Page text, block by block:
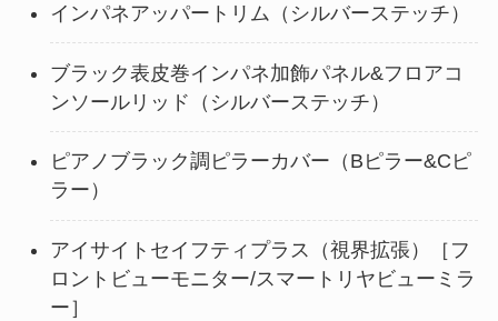
インパネアッパートリム（シルバーステッチ）
ブラック表皮巻インパネ加飾パネル&フロアコ
ンソールリッド（シルバーステッチ）
ピアノブラック調ピラーカバー（Bピラー&Cピ
ラー）
アイサイトセイフティプラス（視界拡張）［フ
ロントビューモニター/スマートリヤビューミラ
ー］